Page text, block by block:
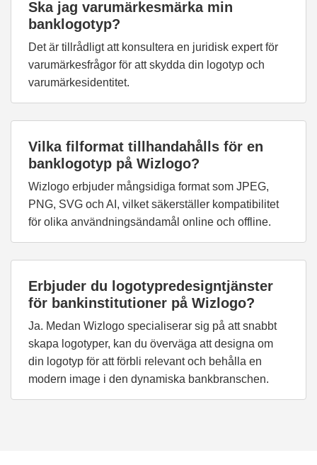
Ska jag varumärkesmärka min
banklogotyp?
Det är tillrådligt att konsultera en juridisk expert för
varumärkesfrågor för att skydda din logotyp och
varumärkesidentitet.
Vilka filformat tillhandahålls för en
banklogotyp på Wizlogo?
Wizlogo erbjuder mångsidiga format som JPEG,
PNG, SVG och AI, vilket säkerställer kompatibilitet
för olika användningsändamål online och offline.
Erbjuder du logotypredesigntjänster
för bankinstitutioner på Wizlogo?
Ja. Medan Wizlogo specialiserar sig på att snabbt
skapa logotyper, kan du överväga att designa om
din logotyp för att förbli relevant och behålla en
modern image i den dynamiska bankbranschen.